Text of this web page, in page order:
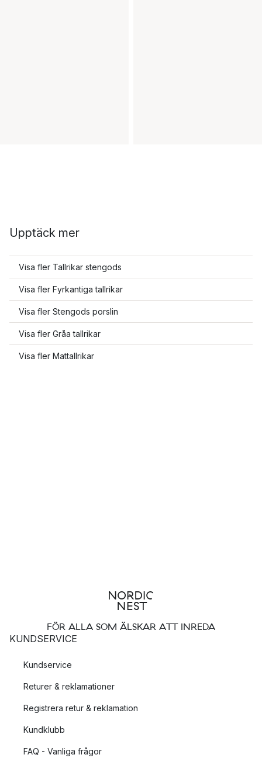
Upptäck mer
Visa fler Tallrikar stengods
Visa fler Fyrkantiga tallrikar
Visa fler Stengods porslin
Visa fler Gråa tallrikar
Visa fler Mattallrikar
FÖR ALLA SOM ÄLSKAR ATT INREDA
KUNDSERVICE
Kundservice
Returer & reklamationer
Registrera retur & reklamation
Kundklubb
FAQ - Vanliga frågor